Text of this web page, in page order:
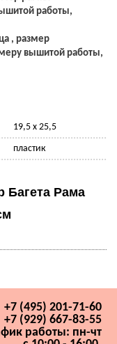
работы,
, размер
вышитой работы,
19,5 х 25,5
пластик
Багета Рама
+7 (495) 201-71-60
+7 (929) 667-83-55
работы: пн-чт